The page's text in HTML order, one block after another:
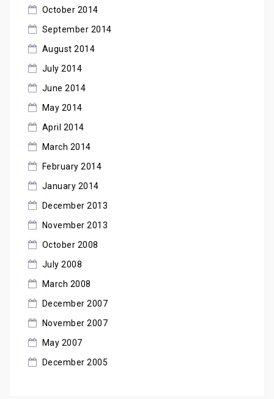
October 2014
September 2014
August 2014
July 2014
June 2014
May 2014
April 2014
March 2014
February 2014
January 2014
December 2013
November 2013
October 2008
July 2008
March 2008
December 2007
November 2007
May 2007
December 2005